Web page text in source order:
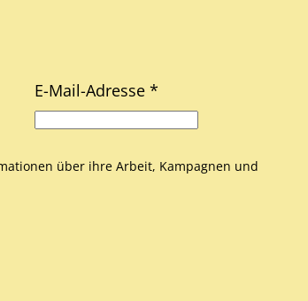
E-Mail-Adresse *
über ihre Arbeit, Kampagnen und